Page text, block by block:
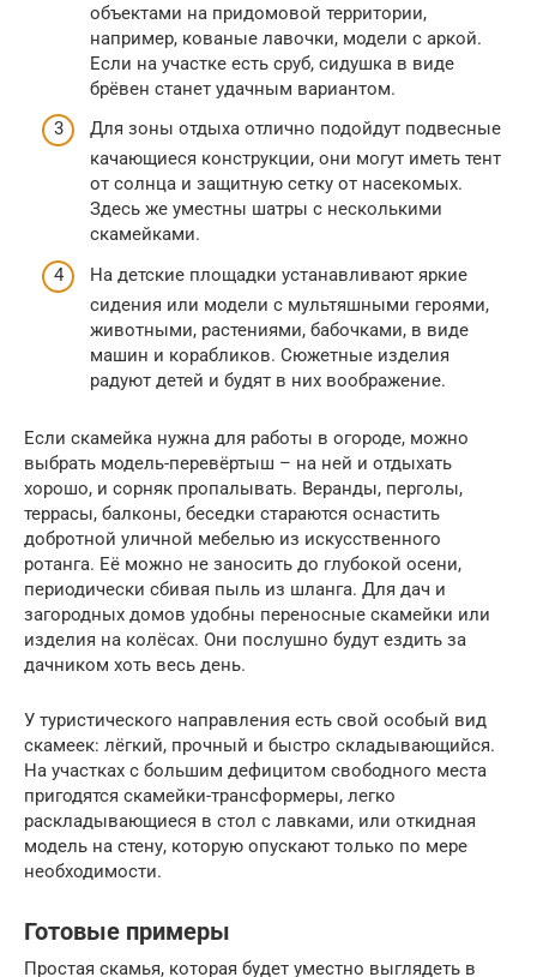
объектами на придомовой территории,
например, кованые лавочки, модели с аркой.
Если на участке есть сруб, сидушка в виде
брёвен станет удачным вариантом.
Для зоны отдыха отлично подойдут подвесные
качающиеся конструкции, они могут иметь тент
от солнца и защитную сетку от насекомых.
Здесь же уместны шатры с несколькими
скамейками.
На детские площадки устанавливают яркие
сидения или модели с мультяшными героями,
животными, растениями, бабочками, в виде
машин и корабликов. Сюжетные изделия
радуют детей и будят в них воображение.
Если скамейка нужна для работы в огороде, можно
выбрать модель-перевёртыш – на ней и отдыхать
хорошо, и сорняк пропалывать. Веранды, перголы,
террасы, балконы, беседки стараются оснастить
добротной уличной мебелью из искусственного
ротанга. Её можно не заносить до глубокой осени,
периодически сбивая пыль из шланга. Для дач и
загородных домов удобны переносные скамейки или
изделия на колёсах. Они послушно будут ездить за
дачником хоть весь день.
У туристического направления есть свой особый вид
скамеек: лёгкий, прочный и быстро складывающийся.
На участках с большим дефицитом свободного места
пригодятся скамейки-трансформеры, легко
раскладывающиеся в стол с лавками, или откидная
модель на стену, которую опускают только по мере
необходимости.
Готовые примеры
Простая скамья, которая будет уместно выглядеть в